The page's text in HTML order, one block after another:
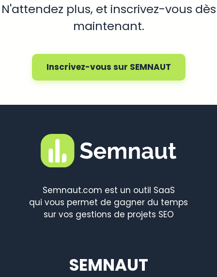
N'attendez plus, et inscrivez-vous dès
maintenant.
Inscrivez-vous sur SEMNAUT
Semnaut.com est un outil SaaS
qui vous permet de gagner du temps
sur vos gestions de projets SEO
SEMNAUT